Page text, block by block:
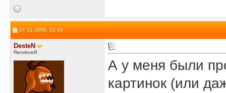
27.11.2005, 12:15
DesteN
RendereR
А у меня были
картинок (или